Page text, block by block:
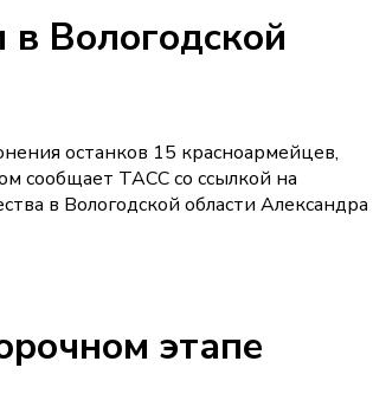
Вологодской
останков 15 красноармейцев,
сообщает ТАСС со ссылкой на
в Вологодской области Александра
этапе